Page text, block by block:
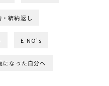
・結納返し
E-NO's
になった自分へ